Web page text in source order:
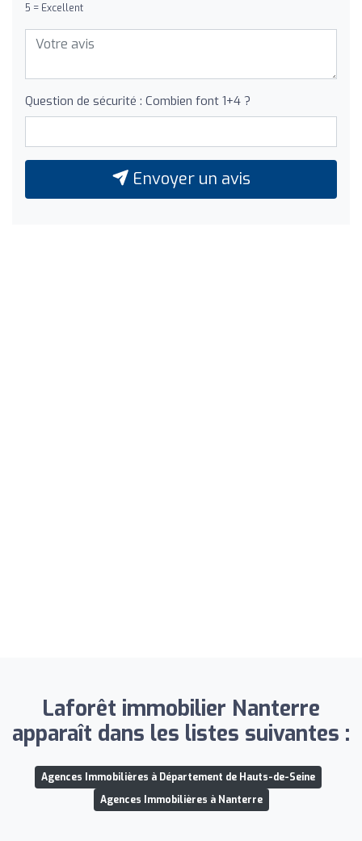
5 = Excellent
Question de sécurité : Combien font 1+4 ?
Envoyer un avis
Laforêt immobilier Nanterre
apparaît dans les listes suivantes :
Agences Immobilières à Département de Hauts-de-Seine
Agences Immobilières à Nanterre